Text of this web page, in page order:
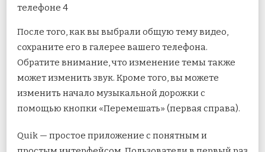
После того, как вы выбрали общую тему видео,
сохраните его в галерее вашего телефона.
Обратите внимание, что изменение темы также
может изменить звук. Кроме того, вы можете
изменить начало музыкальной дорожки с
помощью кнопки «Перемешать» (первая справа).
Quik — простое приложение с понятным и